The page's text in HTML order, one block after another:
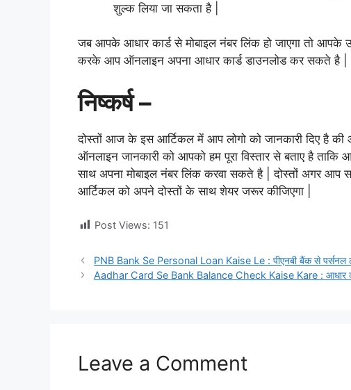
शुल्क लिया जा सकता है |
जब आपके आधार कार्ड से मोबाइल नंबर लिंक हो जाएगा तो आपके
करके आप ऑनलाइन अपना आधार कार्ड डाउनलोड कर सकते है |
निष्कर्ष –
दोस्तों आज के इस आर्टिकल में आप लोगो को जानकारी दिए है की
ऑनलाइन जानकारी को आपको हम पूरा विस्तार से बताए है
साथ अपना मोबाइल नंबर लिंक करवा सकते है | दोस्तों अगर आप
आर्टिकल को अपने दोस्तों के साथ शेयर जरूर कीजिएगा |
Post Views: 151
PNB Bank Se Personal Loan Kaise Le : पीएनबी बैंक से पर्सनल
Aadhar Card Se Bank Balance Check Kaise Kare : आधार
Leave a Comment